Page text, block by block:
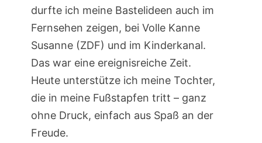
durfte ich meine Bastelideen auch im
Fernsehen zeigen, bei Volle Kanne
Susanne (ZDF) und im Kinderkanal.
Das war eine ereignisreiche Zeit.
Heute unterstütze ich meine Tochter,
die in meine Fußstapfen tritt – ganz
ohne Druck, einfach aus Spaß an der
Freude.